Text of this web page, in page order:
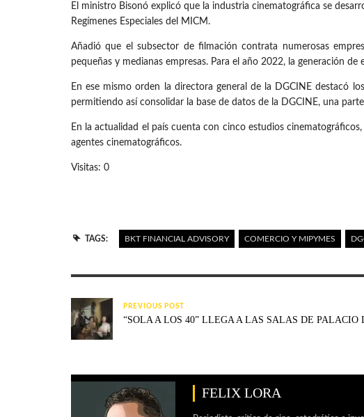
El ministro Bisonó explicó que la industria cinematográfica se
Regímenes Especiales del MICM.
Añadió que el subsector de filmación contrata numerosas
pequeñas y medianas empresas. Para el año 2022, la generación
En ese mismo orden la directora general de la DGCINE destacó
permitiendo así consolidar la base de datos de la DGCINE, una
En la actualidad el país cuenta con cinco estudios
agentes cinematográficos.
Visitas: 0
TAGS: BKT FINANCIAL ADVISORY COMERCIO Y MIPYMES
PREVIOUS POST
“SOLA A LOS 40” LLEGA A LAS SALAS DE PALACIO
FELIX LORA